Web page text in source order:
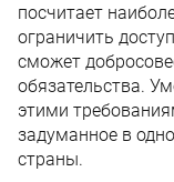
посчитает
ограничить
сможет
обязательства.
этими
задуманное в
страны.